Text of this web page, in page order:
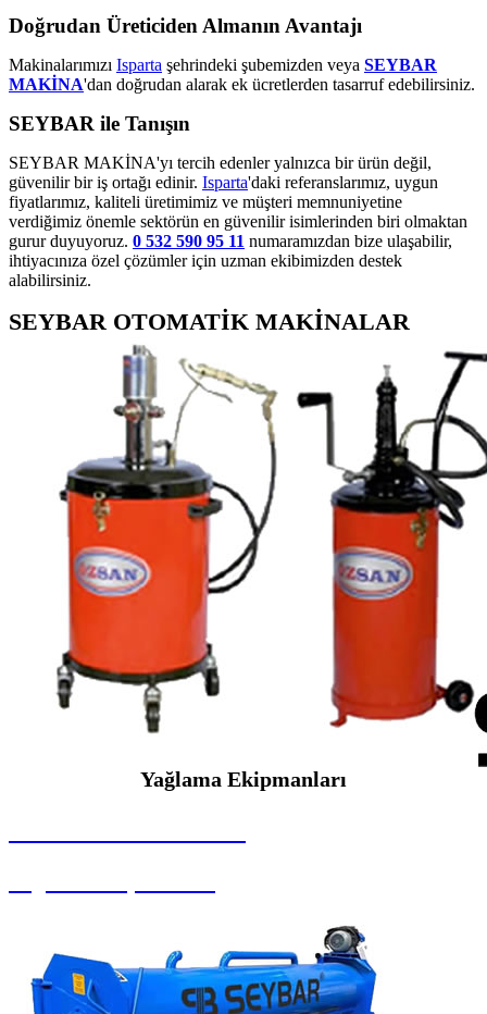
Doğrudan Üreticiden Almanın Avantajı
Makinalarımızı Isparta şehrindeki şubemizden veya SEYBAR
MAKİNA'dan doğrudan alarak ek ücretlerden tasarruf edebilirsiniz.
SEYBAR ile Tanışın
SEYBAR MAKİNA'yı tercih edenler yalnızca bir ürün değil,
güvenilir bir iş ortağı edinir. Isparta'daki referanslarımız, uygun
fiyatlarımız, kaliteli üretimimiz ve müşteri memnuniyetine
verdiğimiz önemle sektörün en güvenilir isimlerinden biri olmaktan
gurur duyuyoruz. 0 532 590 95 11 numaramızdan bize ulaşabilir,
ihtiyacınıza özel çözümler için uzman ekibimizden destek
alabilirsiniz.
SEYBAR OTOMATİK MAKİNALAR
Yağlama Ekipmanları